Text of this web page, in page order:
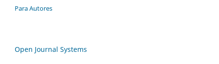
Para Autores
Open Journal Systems